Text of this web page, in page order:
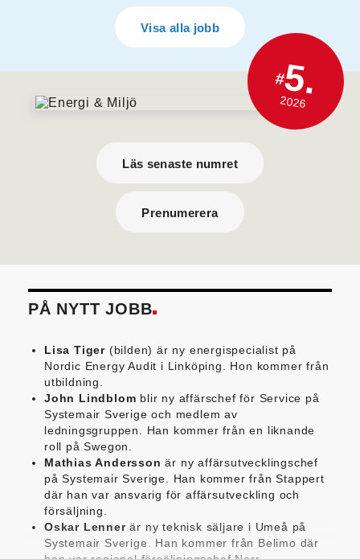
Visa alla jobb
#5.
2026
Läs senaste numret
Prenumerera
PÅ NYTT JOBB
Lisa Tiger (bilden) är ny energispecialist på
Nordic Energy Audit i Linköping. Hon kommer från
utbildning.
John Lindblom blir ny affärschef för Service på
Systemair Sverige och medlem av
ledningsgruppen. Han kommer från en liknande
roll på Swegon.
Mathias Andersson är ny affärsutvecklingschef
på Systemair Sverige. Han kommer från Stappert
där han var ansvarig för affärsutveckling och
försäljning.
Oskar Lennerär ny teknisk säljare i Umeå på
Systemair Sverige. Han kommer från Belimo där